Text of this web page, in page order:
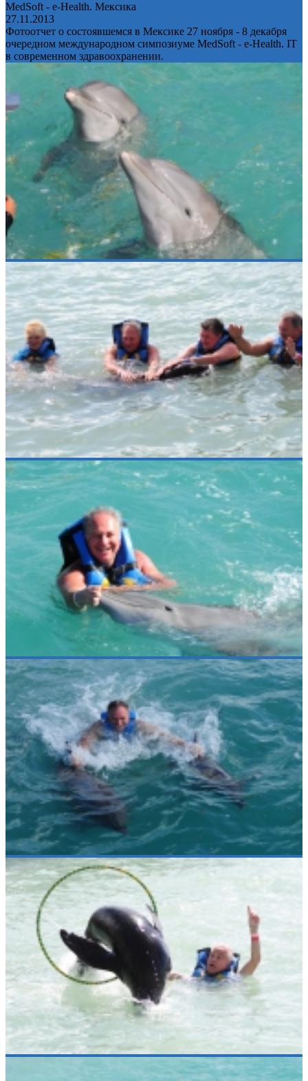
MedSoft - e-Health. Мексика
27.11.2013
Фотоотчет о состоявшемся в Мексике 27 ноября - 8 декабря
очередном международном симпозиуме MedSoft - e-Health. IT
в современном здравоохранении.